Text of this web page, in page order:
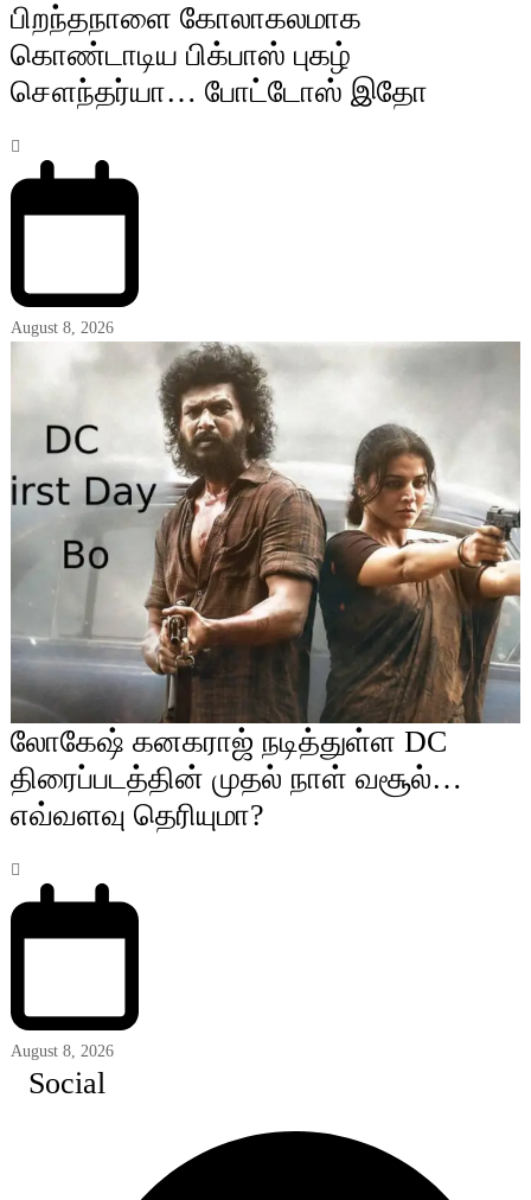
பிறந்தநாளை கோலாகலமாக
கொண்டாடிய பிக்பாஸ் புகழ்
சௌந்தர்யா… போட்டோஸ் இதோ
August 8, 2026
லோகேஷ் கனகராஜ் நடித்துள்ள DC
திரைப்படத்தின் முதல் நாள் வசூல்…
எவ்வளவு தெரியுமா?
August 8, 2026
Social